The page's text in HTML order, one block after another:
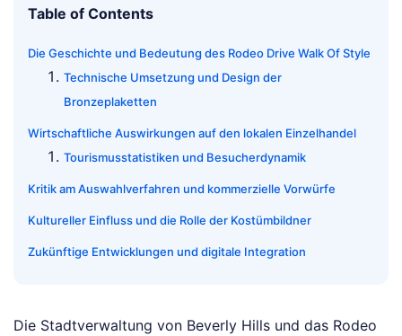
Table of Contents
Die Geschichte und Bedeutung des Rodeo Drive Walk Of Style
Technische Umsetzung und Design der
Bronzeplaketten
Wirtschaftliche Auswirkungen auf den lokalen Einzelhandel
Tourismusstatistiken und Besucherdynamik
Kritik am Auswahlverfahren und kommerzielle Vorwürfe
Kultureller Einfluss und die Rolle der Kostümbildner
Zukünftige Entwicklungen und digitale Integration
Die Stadtverwaltung von Beverly Hills und das Rodeo